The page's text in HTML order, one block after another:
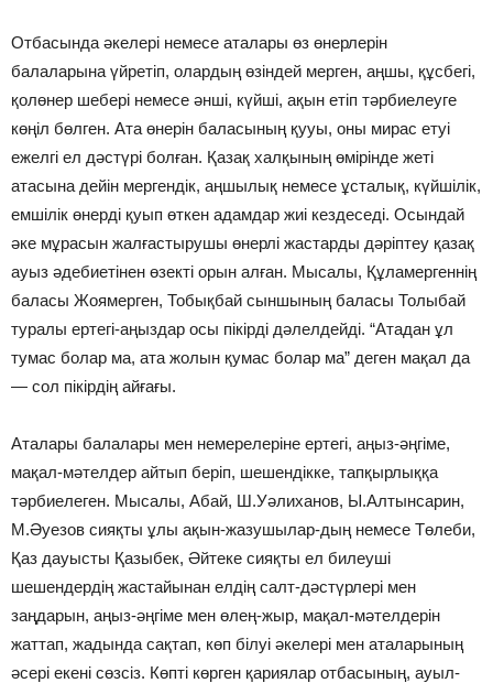
Отбасында әкелерi немесе аталары өз өнерлерiн
балаларына үйретiп, олардың өзiндей мерген, аңшы, құсбегi,
қолөнер шеберi немесе әншi, күйшi, ақын етiп тәрбиелеуге
көңiл бөлген. Ата өнерiн баласының қууы, оны мирас етуi
ежелгi ел дәстүрi болған. Қазақ халқының өмiрiнде жетi
атасына дейiн мергендiк, аңшылық немесе ұсталық, күйшiлiк,
емшiлiк өнердi қуып өткен адамдар жиi кездеседi. Осындай
әке мұрасын жалғастырушы өнерлi жастарды дәрiптеу қазақ
ауыз әдебиетiнен өзектi орын алған. Мысалы, Құламергеннiң
баласы Жоямерген, Тобықбай сыншының баласы Толыбай
туралы ертегi-аңыздар осы пiкiрдi дәлелдейдi. “Атадан ұл
тумас болар ма, ата жолын қумас болар ма” деген мақал да
— сол пiкiрдiң айғағы.
Аталары балалары мен немерелерiне ертегi, аңыз-әңгiме,
мақал-мәтелдер айтып берiп, шешендiкке, тапқырлыққа
тәрбиелеген. Мысалы, Абай, Ш.Уәлиханов, Ы.Алтынсарин,
М.Әуезов сияқты ұлы ақын-жазушылар-дың немесе Төлеби,
Қаз дауысты Қазыбек, Әйтеке сияқты ел билеушi
шешендердiң жастайынан елдiң салт-дәстүрлерi мен
заңдарын, аңыз-әңгiме мен өлең-жыр, мақал-мәтелдерiн
жаттап, жадында сақтап, көп бiлуi әкелерi мен аталарының
әсерi екенi сөзсiз. Көптi көрген қариялар отбасының, ауыл-